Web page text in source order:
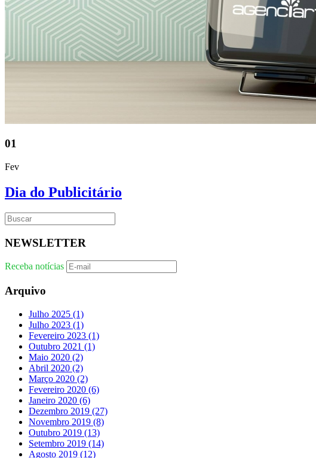
01
Fev
Dia do Publicitário
NEWSLETTER
Receba notícias
Arquivo
Julho 2025 (1)
Julho 2023 (1)
Fevereiro 2023 (1)
Outubro 2021 (1)
Maio 2020 (2)
Abril 2020 (2)
Março 2020 (2)
Fevereiro 2020 (6)
Janeiro 2020 (6)
Dezembro 2019 (27)
Novembro 2019 (8)
Outubro 2019 (13)
Setembro 2019 (14)
Agosto 2019 (12)